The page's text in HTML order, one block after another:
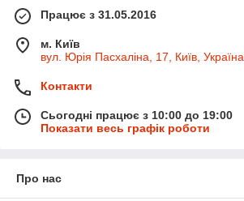
Працює з 31.05.2016
м. Київ
вул. Юрія Пасхаліна, 17, Київ, Україна
Контакти
Сьогодні працює з 10:00 до 19:00
Показати весь графік роботи
Про нас